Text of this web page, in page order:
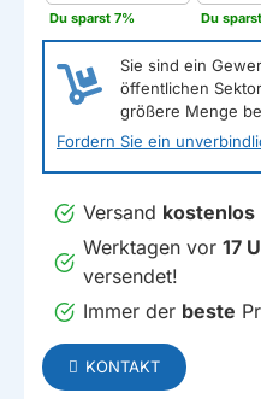
Du sparst 7% Du
Sie sind ein
öffentlichen
größere Menge
Fordern Sie ein
Versand kostenlos
Werktagen vor 17
versendet!
Immer der beste
KONTAKT